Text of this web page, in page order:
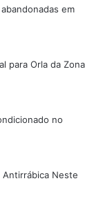
em
para Orla da Zona
no
Antirrábica Neste